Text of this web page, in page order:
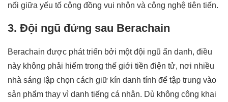
nối giữa yếu tố cộng đồng vui nhộn và công nghệ tiên tiến.
3. Đội ngũ đứng sau Berachain
Berachain được phát triển bởi một đội ngũ ẩn danh, điều
này không phải hiếm trong thế giới tiền điện tử, nơi nhiều
nhà sáng lập chọn cách giữ kín danh tính để tập trung vào
sản phẩm thay vì danh tiếng cá nhân. Dù không công khai